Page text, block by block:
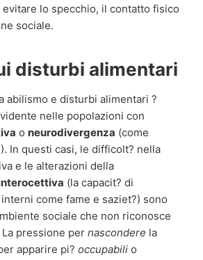
evitare lo specchio, il contatto fisico
sociale.
disturbi alimentari
abilismo e disturbi alimentari ?
nelle popolazioni con
o neurodivergenza (come
In questi casi, le difficolt? nella
e le alterazioni della
(la capacit? di
come fame e saziet?) sono
sociale che non riconosce
pressione per nascondere la
apparire pi? occupabili o